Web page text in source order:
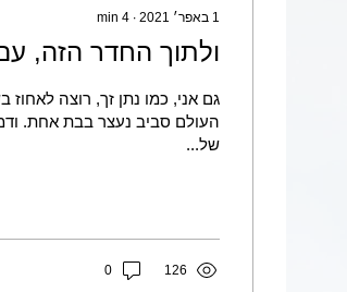
1 באפר׳ 2021 ∙
4
min
ולתוך החדר הזה,
גם אני, כמו נתן זך, רוצה
העולם סביב נעצר בבת אחת.
של...
126
0